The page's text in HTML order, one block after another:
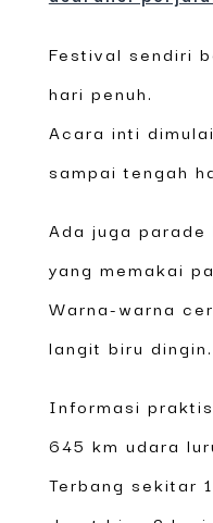
Festival sendiri
hari penuh.
Acara inti
sampai tengah
Ada juga
yang memakai
Warna-warna
langit biru dingin.
Informasi
645 km udara
Terbang sekitar